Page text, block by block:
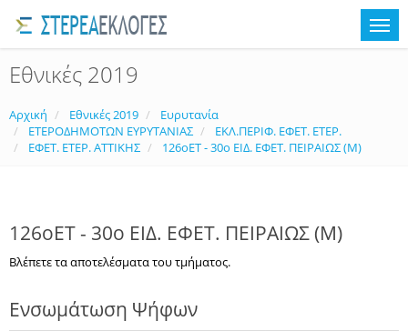
Εθνικές 2019
Αρχική Εθνικές 2019
Ευρυτανία
ΕΤΕΡΟΔΗΜΟΤΩΝ ΕΥΡΥΤΑΝΙΑΣ
ΕΚΛ.ΠΕΡΙΦ. ΕΦΕΤ. ΕΤΕΡ.
ΕΦΕΤ. ΕΤΕΡ. ΑΤΤΙΚΗΣ
126οET - 30ο ΕΙΔ. ΕΦΕΤ. ΠΕΙΡΑΙΩΣ (Μ)
126οET - 30ο ΕΙΔ. ΕΦΕΤ. ΠΕΙΡΑΙΩΣ (Μ)
Βλέπετε τα αποτελέσματα του τμήματος.
Ενσωμάτωση Ψήφων